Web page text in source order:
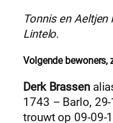
Tonnis en Aeltjen
Lintelo.
Volgende bewoners,
Derk Brassen
1743 – Barlo,
trouwt op 09-09-